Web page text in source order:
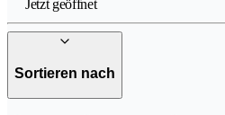
Jetzt geöffnet
Sortieren nach